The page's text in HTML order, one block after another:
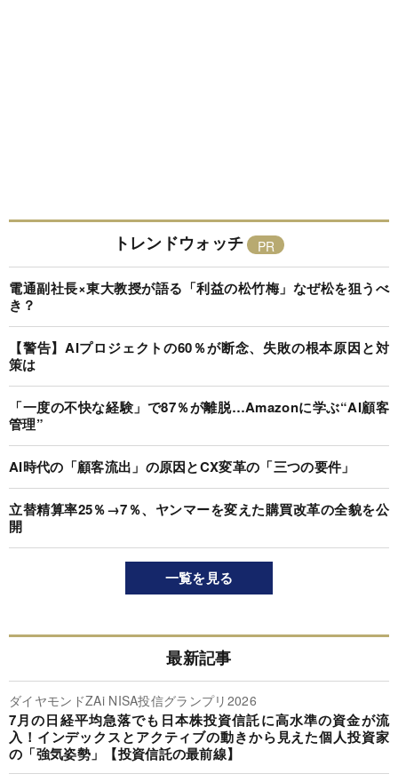
トレンドウォッチ
電通副社長×東大教授が語る「利益の松竹梅」なぜ松を狙うべ
き？
【警告】AIプロジェクトの60％が断念、失敗の根本原因と対
策は
「一度の不快な経験」で87％が離脱…Amazonに学ぶ“AI顧客
管理”
AI時代の「顧客流出」の原因とCX変革の「三つの要件」
立替精算率25％→7％、ヤンマーを変えた購買改革の全貌を公
開
一覧を見る
最新記事
ダイヤモンドZAi NISA投信グランプリ2026
7月の日経平均急落でも日本株投資信託に高水準の資金が流
入！インデックスとアクティブの動きから見えた個人投資家
の「強気姿勢」【投資信託の最前線】